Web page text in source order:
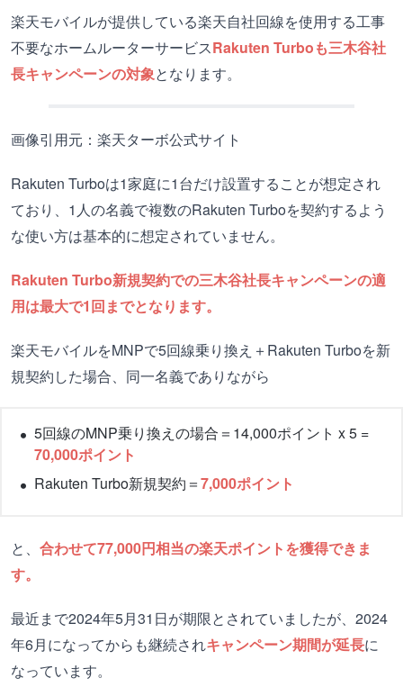
楽天モバイルが提供している楽天自社回線を使用する工事
不要なホームルーターサービスRakuten Turboも三木谷社
長キャンペーンの対象となります。
画像引用元：楽天ターボ公式サイト
Rakuten Turboは1家庭に1台だけ設置することが想定され
ており、1人の名義で複数のRakuten Turboを契約するよう
な使い方は基本的に想定されていません。
Rakuten Turbo新規契約での三木谷社長キャンペーンの適
用は最大で1回までとなります。
楽天モバイルをMNPで5回線乗り換え＋Rakuten Turboを新
規契約した場合、同一名義でありながら
5回線のMNP乗り換えの場合＝14,000ポイント x 5 =
70,000ポイント
Rakuten Turbo新規契約＝7,000ポイント
と、 合わせて77,000円相当の楽天ポイントを獲得できま
す。
最近まで2024年5月31日が期限とされていましたが、2024
年6月になってからも継続されキャンペーン期間が延長に
なっています。